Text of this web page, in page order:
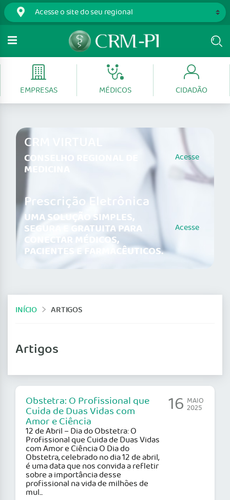
EMPRESAS MÉDICOS CIDADÃO
CRM VIRTUAL
CONSELHO REGIONAL DE
MEDICINA
Acesse
Prescrição Eletrônica
UMA SOLUÇÃO SIMPLES,
SEGURA E GRATUITA PARA
CONECTAR MÉDICOS,
PACIENTES E FARMACÊUTICOS.
Acesse
INÍCIO ARTIGOS
Artigos
Obstetra: O Profissional que
Cuida de Duas Vidas com
Amor e Ciência
12 de Abril – Dia do Obstetra: O
Profissional que Cuida de Duas Vidas
com Amor e Ciência O Dia do
Obstetra, celebrado no dia 12 de abril,
é uma data que nos convida a refletir
sobre a importância desse
profissional na vida de milhões de
mul...
16 MAIO
2025